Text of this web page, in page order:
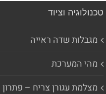
טכנולוגיה וציוד
מגבלות שדה ראייה
מהי המערכת
מצלמת עגורן צריח – פתרון